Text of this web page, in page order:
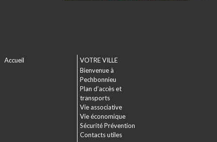
Accueil
VOTRE VILLE
Bienvenue à
Pechbonnieu
Plan d’accès et
transports
Vie associative
Vie économique
Sécurité Prévention
Contacts utiles